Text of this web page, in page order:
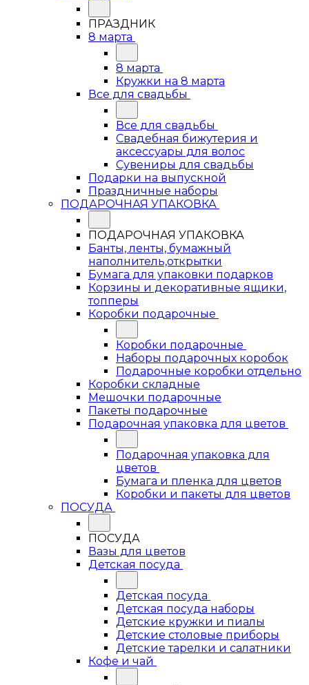
ПРАЗДНИК
8 марта
8 марта
Кружки на 8 марта
Все для свадьбы
Все для свадьбы
Свадебная бижутерия и
аксессуары для волос
Сувениры для свадьбы
Подарки на выпускной
Праздничные наборы
ПОДАРОЧНАЯ УПАКОВКА
ПОДАРОЧНАЯ УПАКОВКА
Банты, ленты, бумажный
наполнитель,открытки
Бумага для упаковки подарков
Корзины и декоративные ящики,
топперы
Коробки подарочные
Коробки подарочные
Наборы подарочных коробок
Подарочные коробки отдельно
Коробки складные
Мешочки подарочные
Пакеты подарочные
Подарочная упаковка для цветов
Подарочная упаковка для
цветов
Бумага и пленка для цветов
Коробки и пакеты для цветов
ПОСУДА
ПОСУДА
Вазы для цветов
Детская посуда
Детская посуда
Детская посуда наборы
Детские кружки и пиалы
Детские столовые приборы
Детские тарелки и салатники
Кофе и чай